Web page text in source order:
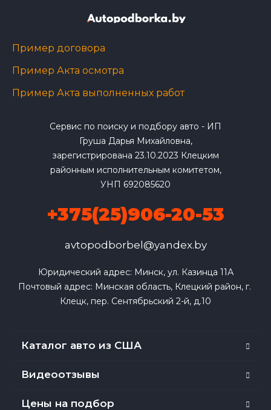
Пример договора
Пример Акта осмотра
Пример Акта выполненных работ
Сервис по поиску и подбору авто - ИП
Груша Дарья Михайловна,
зарегистрирована 23.10.2023 Клецким
районным исполнительным комитетом,
УНП 692085620
+375(25)906-20-53
avtopodborbel@yandex.by
Юридический адрес: Минск, ул. Казинца 11А
Почтовый адрес: Минская область, Клецкий район, г.
Клецк, пер. Сентябрьский 2-й, д.10
Каталог авто из США
Видеоотзывы
Цены на подбор